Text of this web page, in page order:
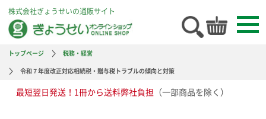
株式会社ぎょうせいの通販サイト
トップページ
税務・経営
令和７年度改正対応相続税・贈与税トラブルの傾向と対策
最短翌日発送！1冊から送料弊社負担 （一部商品を除く）